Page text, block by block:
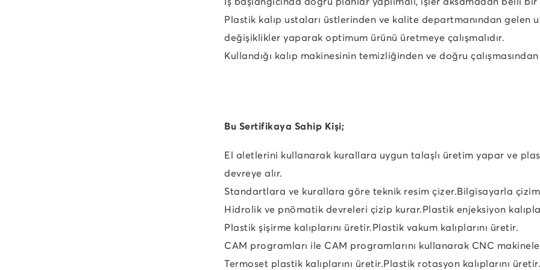
Plastik kalıp ustaları üstlerinden ve kalite departmanından gelen
değişiklikler yaparak optimum ürünü üretmeye çalışmalıdır.
Kullandığı kalıp makinesinin temizliğinden ve doğru
Bu Sertifikaya Sahip Kişi;
El aletlerini kullanarak kurallara uygun talaşlı üretim yapar ve
devreye alır.
Standartlara ve kurallara göre teknik resim çizer.Bilgisayarla
Hidrolik ve pnömatik devreleri çizip kurar.Plastik enjeksiyon
Plastik şişirme kalıplarını üretir.Plastik vakum kalıplarını üretir.
CAM programları ile CAM programlarını kullanarak CNC
Termoset plastik kalıplarını üretir.Plastik rotasyon kalıplarını üretir.